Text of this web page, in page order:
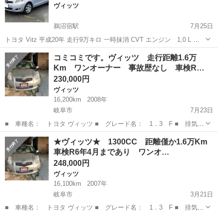
ヴィッツ
鵜沼宿駅
7月25日
トヨタ Vitz 平成20年 走行9万キロ 一時抹消 CVT エンジン 1,0 L グ
レード U プッシュスタート オートエアコン 内外装キレイ 車検2年付
き＋10万円 現状手元15万円
岐阜 各務原市 鵜沼宿駅 ヴィッツ エンジン
コミコミです。ヴィッツ 走行距離1.6万
Km ワンオーナー 事故歴なし 車検R…
230,000円
ヴィッツ
16,200km
2008年
岐阜市
7月23日
■ 車種名： トヨタ ヴィッツ ■ グレード名： 1．3 F ■ 排気
量： 1300cc ■ ドア枚数： 5D ■ 店舗PR文： 車検付き R6年4
月まで有り 通勤車にどうぞ！ ■ 年式（年...
岐阜 岐阜市 ヴィッツ
★ヴィッツ★ 1300CC 距離僅か1.6万Km
車検R6年4月まであり ワンオ…
248,000円
ヴィッツ
16,100km
2007年
岐阜市
3月21日
■ 車種名： トヨタ ヴィッツ ■ グレード名： 1．3 F ■ 排気